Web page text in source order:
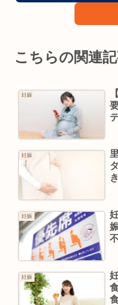
こちらの関連
妊娠
妊娠
妊娠
妊娠